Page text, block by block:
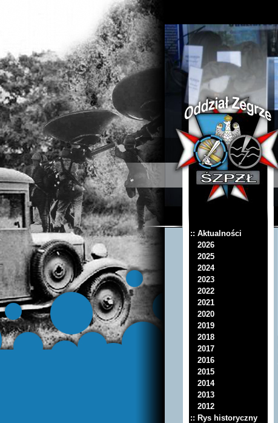
:: Aktualności
2026
2025
2024
2023
2022
2021
2020
2019
2018
2017
2016
2015
2014
2013
2012
:: Rys historyczny